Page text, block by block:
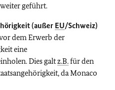
geführt.
(außer EU/Schweiz)
dem Erwerb der
eine
Dies galtz.B.für den
da Monaco